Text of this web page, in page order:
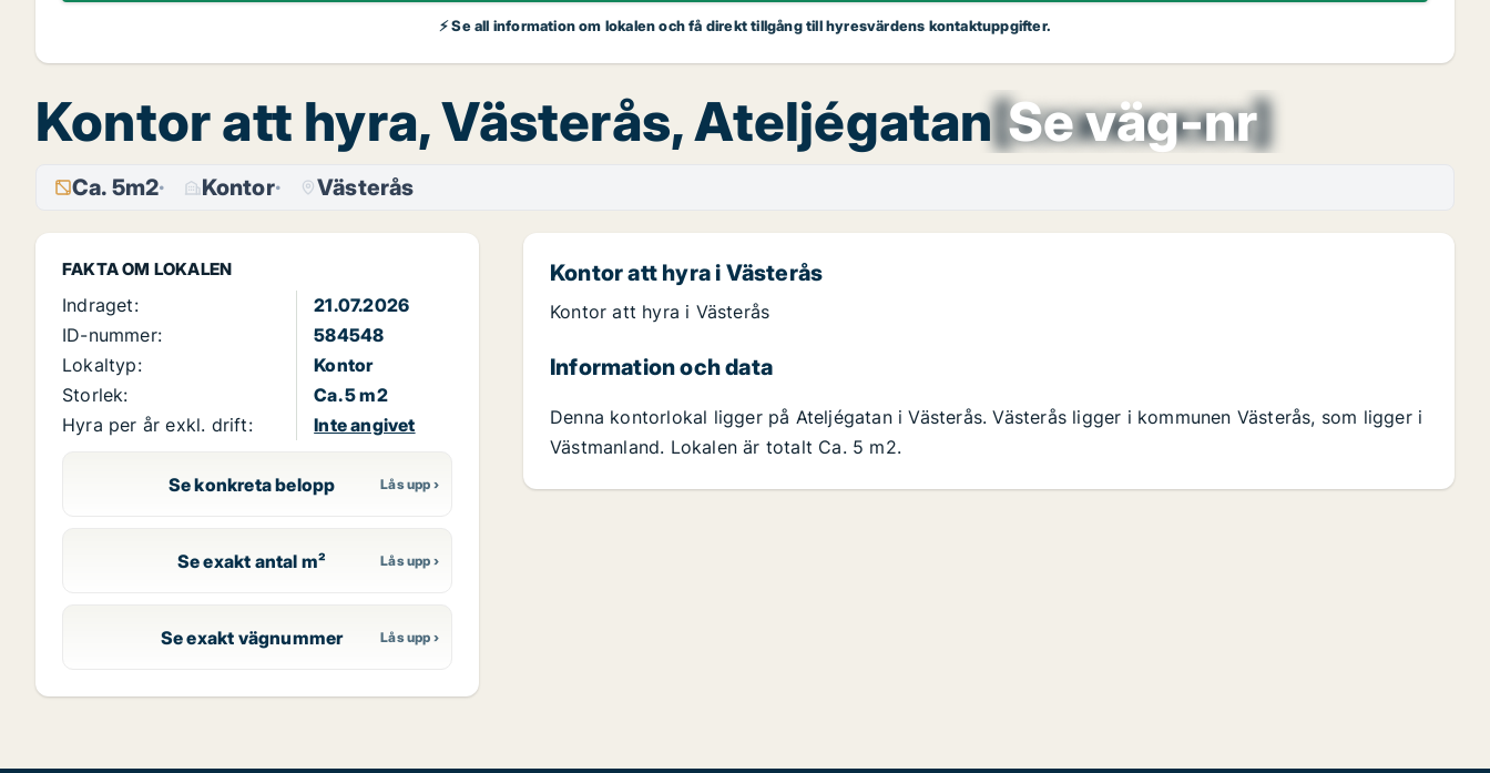
⚡ Se all information om lokalen och få direkt tillgång till hyresvärdens kontaktuppgifter.
Kontor att hyra, Västerås, Ateljégatan Se väg-nr
[xxxxxxxx]
Ca. 5m2 Kontor Västerås
FAKTA OM LOKALEN
Indraget:
21.07.2026
ID-nummer:
584548
Lokaltyp:
Kontor
Storlek:
Ca. 5 m2
Hyra per år exkl. drift:
Inte angivet
Se konkreta belopp
Se exakt antal m²
Se exakt vägnummer
Kontor att hyra i Västerås
Kontor att hyra i Västerås
Information och data
Denna kontorlokal ligger på Ateljégatan i Västerås. Västerås ligger i kommunen Västerås, som ligger i
Västmanland. Lokalen är totalt Ca. 5 m2.